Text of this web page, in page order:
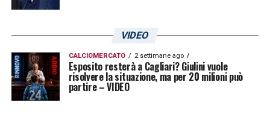
VIDEO
CALCIOMERCATO 2 settimane ago
Esposito resterà a Cagliari? Giulini vuole
risolvere la situazione, ma per 20 milioni può
partire – VIDEO